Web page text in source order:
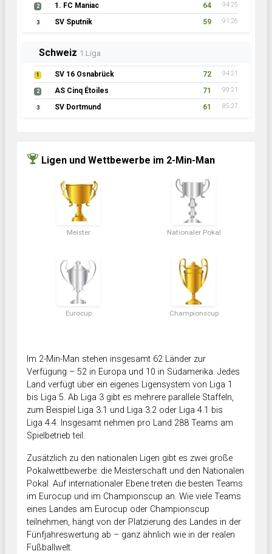
2 1. FC Maniac 64 94:25
3 SV Sputnik 59 91:26
Schweiz 1.Liga
1 SV 16 Osnabrück 72 94:21
2 AS Cinq Étoiles 71 99:21
3 SV Dortmund 61 85:27
Ligen und Wettbewerbe im 2-Min-Man
Meister Nationaler Pokal
Eurocup Championscup
Im 2-Min-Man stehen insgesamt 62 Länder zur
Verfügung – 52 in Europa und 10 in Südamerika. Jedes
Land verfügt über ein eigenes Ligensystem von Liga 1
bis Liga 5. Ab Liga 3 gibt es mehrere parallele Staffeln,
zum Beispiel Liga 3.1 und Liga 3.2 oder Liga 4.1 bis
Liga 4.4. Insgesamt nehmen pro Land 288 Teams am
Spielbetrieb teil.
Zusätzlich zu den nationalen Ligen gibt es zwei große
Pokalwettbewerbe: die Meisterschaft und den Nationalen
Pokal. Auf internationaler Ebene treten die besten Teams
im Eurocup und im Championscup an. Wie viele Teams
eines Landes am Eurocup oder Championscup
teilnehmen, hängt von der Platzierung des Landes in der
Fünfjahreswertung ab – ganz ähnlich wie in der realen
Fußballwelt.